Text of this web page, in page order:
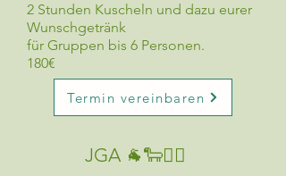
2 Stunden Kuscheln und dazu eurer
Wunschgetränk
für Gruppen bis 6 Personen.
180€
Termin vereinbaren
JGA 🐐🐑👰‍♀️